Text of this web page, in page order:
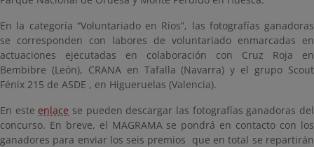
En la categoría “Voluntariado en Ríos”, las fotografías ganadoras
se corresponden con labores de voluntariado enmarcadas en
actuaciones ejecutadas en colaboración con Cruz Roja en
Bembibre (León), CRANA en Tafalla (Navarra) y el grupo Scout
Fénix 215 de ASDE , en Higueruelas (Valencia).
En este enlace se pueden descargar las fotografías ganadoras del
concurso. En breve, el MAGRAMA se pondrá en contacto con los
ganadores para enviar los seis premios que en total se repartirán